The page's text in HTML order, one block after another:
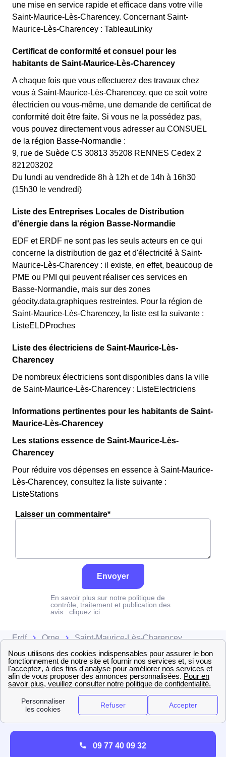
une mise en service rapide et efficace dans votre ville
Saint-Maurice-Lès-Charencey. Concernant Saint-
Maurice-Lès-Charencey : TableauLinky
Certificat de conformité et consuel pour les
habitants de Saint-Maurice-Lès-Charencey
A chaque fois que vous effectuerez des travaux chez
vous à Saint-Maurice-Lès-Charencey, que ce soit votre
électricien ou vous-même, une demande de certificat de
conformité doit être faite. Si vous ne la possédez pas,
vous pouvez directement vous adresser au CONSUEL
de la région Basse-Normandie :
9, rue de Suède CS 30813 35208 RENNES Cedex 2
821203202
Du lundi au vendredide 8h à 12h et de 14h à 16h30
(15h30 le vendredi)
Liste des Entreprises Locales de Distribution
d'énergie dans la région Basse-Normandie
EDF et ERDF ne sont pas les seuls acteurs en ce qui
concerne la distribution de gaz et d'électricité à Saint-
Maurice-Lès-Charencey : il existe, en effet, beaucoup de
PME ou PMI qui peuvent réaliser ces services en
Basse-Normandie, mais sur des zones
géocity.data.graphiques restreintes. Pour la région de
Saint-Maurice-Lès-Charencey, la liste est la suivante :
ListeELDProches
Liste des électriciens de Saint-Maurice-Lès-
Charencey
De nombreux électriciens sont disponibles dans la ville
de Saint-Maurice-Lès-Charencey : ListeElectriciens
Informations pertinentes pour les habitants de Saint-
Maurice-Lès-Charencey
Les stations essence de Saint-Maurice-Lès-
Charencey
Pour réduire vos dépenses en essence à Saint-Maurice-
Lès-Charencey, consultez la liste suivante :
ListeStations
Laisser un commentaire*
Envoyer
En savoir plus sur notre politique de
contrôle, traitement et publication des
avis : cliquez ici
Erdf Orne Saint-Maurice-Lès-Charencey
09 77 40 09 32